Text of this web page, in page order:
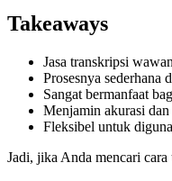
Takeaways
Jasa transkripsi
Prosesnya sederhana
Sangat bermanfaat
Menjamin akurasi
Fleksibel untuk
Jadi, jika Anda mencari